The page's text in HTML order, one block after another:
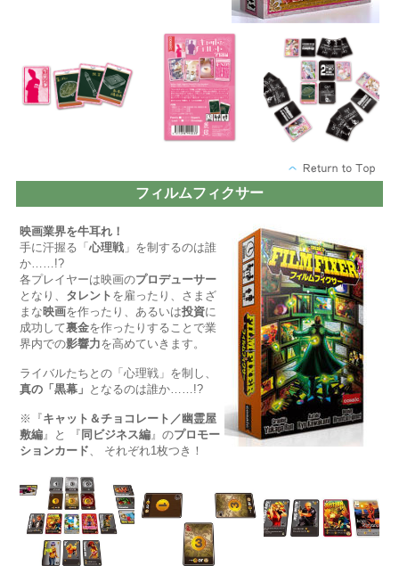
フィルムフィクサー
映画業界を牛耳れ！
手に汗握る「 心理戦」を制するのは誰
か……!?
各プレイヤーは映画のプロデューサー
となり、 タレント を雇ったり、さまざ
まな映画を作ったり、あるいは投資に
成功して裏金を作ったりすることで業
界内での影響力を高めていきます。
ライバルたちとの「心理戦」を制し、
真の「黒幕」 となるのは誰か……!?
※『キャット＆チョコレート／幽霊屋
敷編』と 『 同ビジネス編』のプロモー
ションカード、 それぞれ1枚つき！